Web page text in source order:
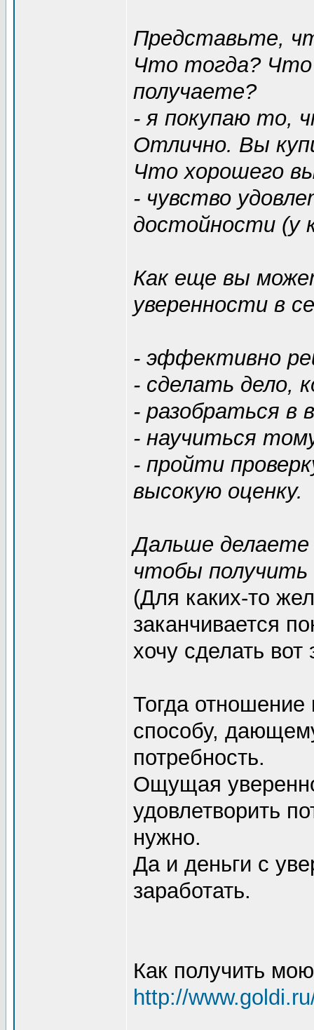
Представьте,
Что тогда?
получаете?
- я покупаю то,
Отлично. Вы
Что хорошего
- чувство
достойности (у
Как еще вы
уверенности в
- эффективно
- сделать дело,
- разобраться в
- научиться
- пройти
высокую оценку.
Дальше
чтобы получить
(Для каких-то
заканчивается
хочу сделать
Тогда отношение
способу,
потребность.
Ощущая
удовлетворить
нужно.
Да и деньги с
заработать.
Как получить
http://